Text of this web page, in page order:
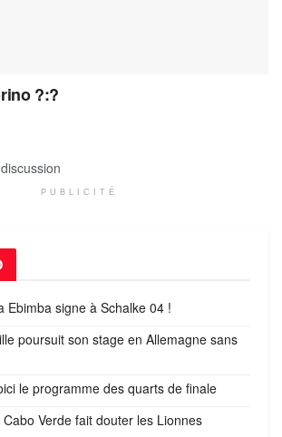
?:?
PUBLICITÉ
Ebimba signe à Schalke 04 !
poursuit son stage en Allemagne sans
le programme des quarts de finale
Verde fait douter les Lionnes